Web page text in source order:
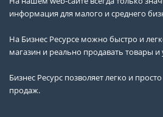
информация для малого и среднего
На Бизнес Ресурсе можно быстро и
магазин и реально продавать товары и
Бизнес Ресурс позволяет легко и
продаж.